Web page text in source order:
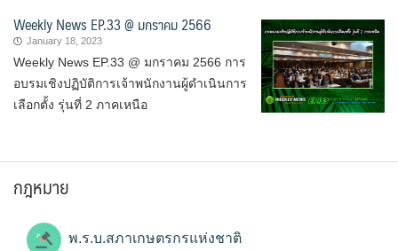
Weekly News EP.33 @ มกราคม 2566
January 18, 2023
Weekly News EP.33 @ มกราคม 2566 การ
อบรมเชิงปฏิบัติการเจ้าพนักงานผู้ดำเนินการ
เลือกตั้ง รุ่นที่ 2 ภาคเหนือ
กฎหมาย
พ.ร.บ.สภาเกษตรกรแห่งชาติ